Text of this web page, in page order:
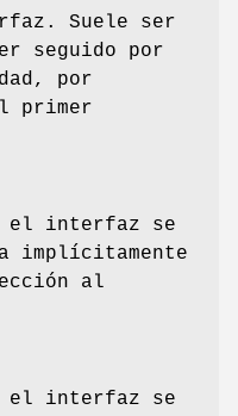
Suele ser
seguido por
por
primer
el interfaz se
implícitamente
al
el interfaz se